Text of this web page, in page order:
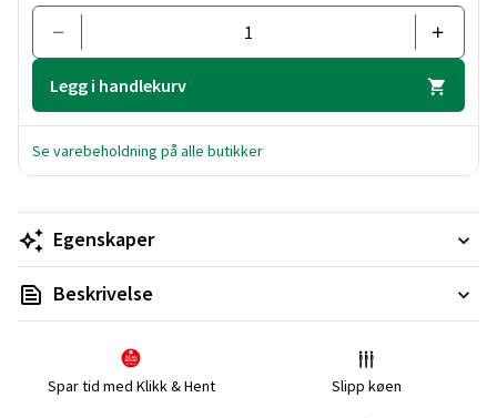
Legg i handlekurv
Se varebeholdning på alle butikker
Egenskaper
Beskrivelse
Spar tid med Klikk & Hent Slipp køen